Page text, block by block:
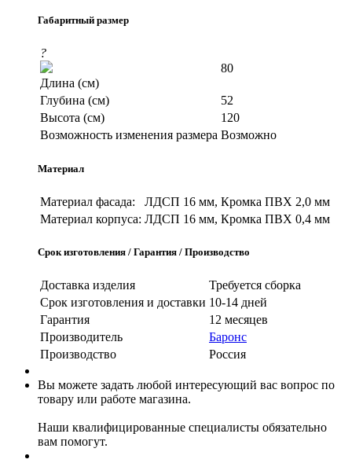
Габаритный размер
?
Длина (см)
80
Глубина (см)
52
Высота (см)
120
Возможность изменения размера Возможно
Материал
Материал фасада:
ЛДСП 16 мм, Кромка ПВХ 2,0 мм
Материал корпуса: ЛДСП 16 мм, Кромка ПВХ 0,4 мм
Срок изготовления / Гарантия / Производство
Доставка изделия
Требуется сборка
Срок изготовления и доставки 10-14 дней
Гарантия
12 месяцев
Производитель
Баронс
Производство
Россия
Вы можете задать любой интересующий вас вопрос по
товару или работе магазина.
Наши квалифицированные специалисты обязательно
вам помогут.